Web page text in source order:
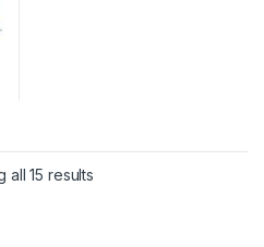
all 15 results